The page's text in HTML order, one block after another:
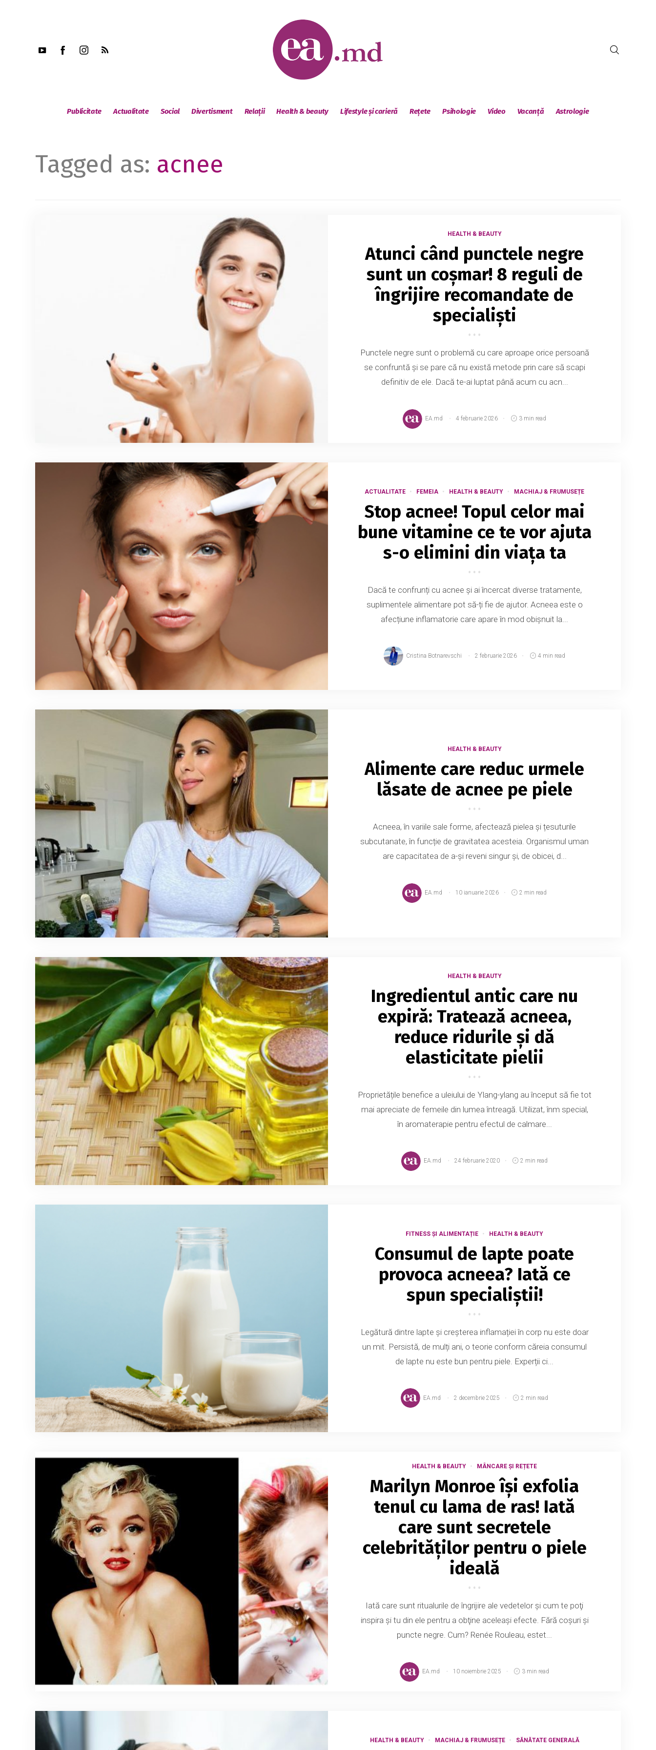
Publicitate Actualitate Social Divertisment Relații Health & beauty Lifestyle și carieră Rețete Psihologie Video Vacanță Astrologie
Tagged as: acnee
HEALTH & BEAUTY
Atunci când punctele negre
sunt un coșmar! 8 reguli de
îngrijire recomandate de
specialiști
Punctele negre sunt o problemă cu care aproape orice persoană
se confruntă și se pare că nu există metode prin care să scapi
definitiv de ele. Dacă te-ai luptat până acum cu acn...
EA.md 4 februarie 2026 3 min read
ACTUALITATE FEMEIA HEALTH & BEAUTY MACHIAJ & FRUMUSEȚE
Stop acnee! Topul celor mai
bune vitamine ce te vor ajuta
s-o elimini din viața ta
Dacă te confrunți cu acnee și ai încercat diverse tratamente,
suplimentele alimentare pot să-ți fie de ajutor. Acneea este o
afecțiune inflamatorie care apare în mod obișnuit la...
Cristina Botnarevschi 2 februarie 2026 4 min read
HEALTH & BEAUTY
Alimente care reduc urmele
lăsate de acnee pe piele
Acneea, în variile sale forme, afectează pielea și țesuturile
subcutanate, în funcție de gravitatea acesteia. Organismul uman
are capacitatea de a-și reveni singur și, de obicei, d...
EA.md 10 ianuarie 2026 2 min read
HEALTH & BEAUTY
Ingredientul antic care nu
expiră: Tratează acneea,
reduce ridurile și dă
elasticitate pielii
Proprietățile benefice a uleiului de Ylang-ylang au început să fie tot
mai apreciate de femeile din lumea întreagă. Utilizat, înm special,
în aromaterapie pentru efectul de calmare...
EA.md 24 februarie 2020 2 min read
FITNESS ȘI ALIMENTAȚIE HEALTH & BEAUTY
Consumul de lapte poate
provoca acneea? Iată ce
spun specialiștii!
Legătură dintre lapte și creșterea inflamației în corp nu este doar
un mit. Persistă, de mulți ani, o teorie conform căreia consumul
de lapte nu este bun pentru piele. Experții ci...
EA.md 2 decembrie 2025 2 min read
HEALTH & BEAUTY MÂNCARE ȘI REȚETE
Marilyn Monroe își exfolia
tenul cu lama de ras! Iată
care sunt secretele
celebrităților pentru o piele
ideală
Iată care sunt ritualurile de îngrijire ale vedetelor şi cum te poţi
inspira şi tu din ele pentru a obţine aceleaşi efecte. Fără coşuri şi
puncte negre. Cum? Renée Rouleau, estet...
EA.md 10 noiembrie 2025 3 min read
HEALTH & BEAUTY MACHIAJ & FRUMUSEȚE SĂNĂTATE GENERALĂ